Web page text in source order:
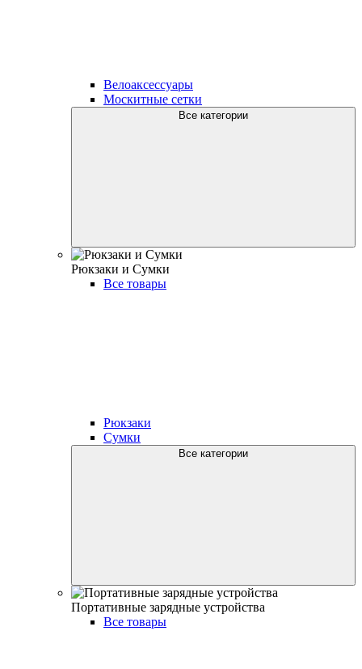
Велоаксессуары
Москитные сетки
Все категории
Рюкзаки и Сумки
Все товары
Рюкзаки
Сумки
Все категории
Портативные зарядные устройства
Все товары